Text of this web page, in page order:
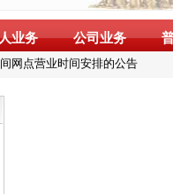
业务 公司业务
网点营业时间安排的公告
网点营业时间安排的公告
综合融资成本公示
银理财有限责任公司开
间网点营业时间安排的公